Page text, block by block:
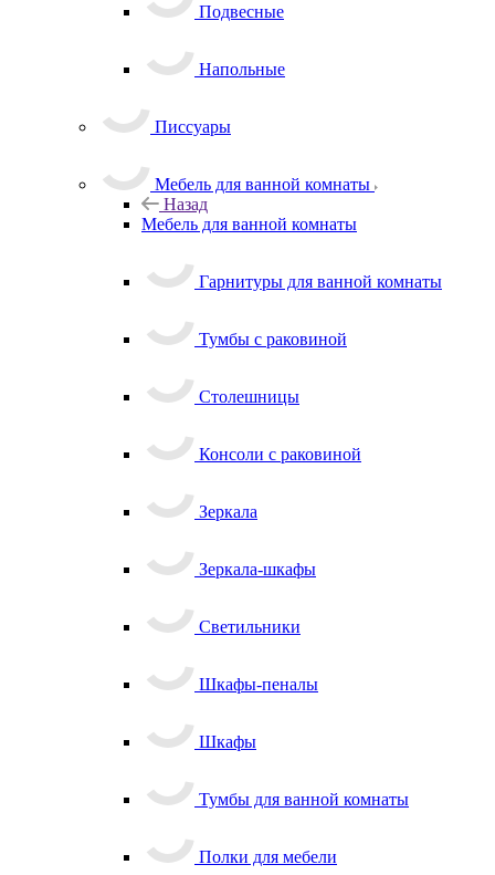
Подвесные
Напольные
Писсуары
Мебель для ванной комнаты
Назад
Мебель для ванной комнаты
Гарнитуры для ванной комнаты
Тумбы с раковиной
Столешницы
Консоли с раковиной
Зеркала
Зеркала-шкафы
Светильники
Шкафы-пеналы
Шкафы
Тумбы для ванной комнаты
Полки для мебели